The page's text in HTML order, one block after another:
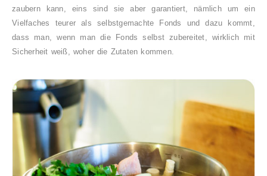
zaubern kann, eins sind sie aber garantiert, nämlich um ein
Vielfaches teurer als selbstgemachte Fonds und dazu kommt,
dass man, wenn man die Fonds selbst zubereitet, wirklich mit
Sicherheit weiß, woher die Zutaten kommen.